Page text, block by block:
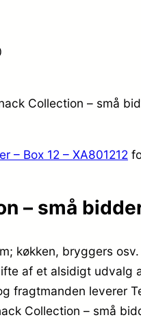
Collection – små
– Box 12 – XA801212
– små
køkken, bryggers
af et alsidigt
fragtmanden leverer
Collection – små